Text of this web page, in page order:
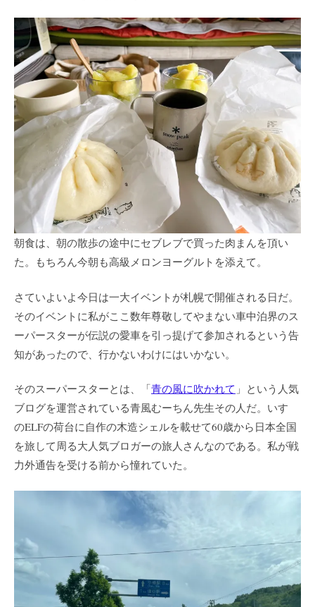
朝食は、朝の散歩の途中にセブレブで買った肉まんを頂い
た。もちろん今朝も高級メロンヨーグルトを添えて。
さていよいよ今日は一大イベントが札幌で開催される日だ。
そのイベントに私がここ数年尊敬してやまない車中泊界のス
ーパースターが伝説の愛車を引っ提げて参加されるという告
知があったので、行かないわけにはいかない。
そのスーパースターとは、「青の風に吹かれて 」という人気
ブログを運営されている青風むーちん先生その人だ。いすゞ
のELFの荷台に自作の木造シェルを載せて60歳から日本全国
を旅して周る大人気ブロガーの旅人さんなのである。私が戦
力外通告を受ける前から憧れていた。